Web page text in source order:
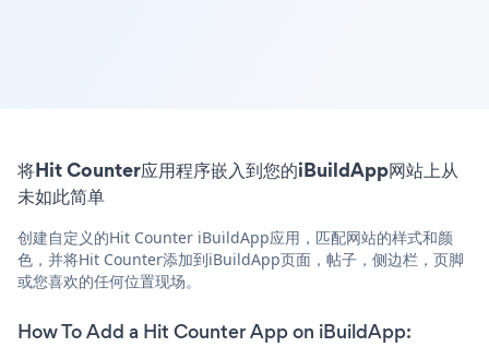
将Hit Counter应用程序嵌入到您的iBuildApp网站上从
未如此简单
创建自定义的Hit Counter iBuildApp应用，匹配网站的样式和颜
色，并将Hit Counter添加到iBuildApp页面，帖子，侧边栏，页脚
或您喜欢的任何位置现场。
How To Add a Hit Counter App on iBuildApp: